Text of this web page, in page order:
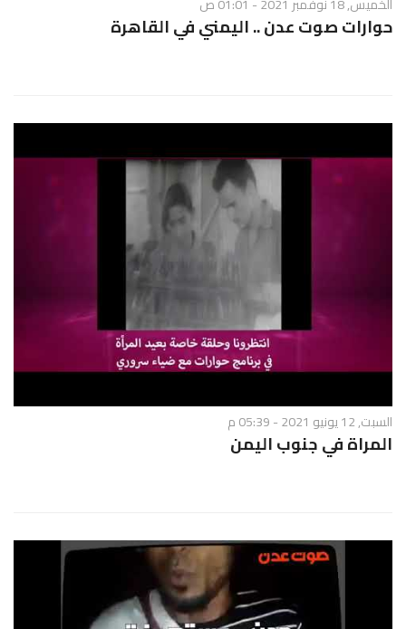
حوارات صوت عدن .. اليمني في القاهرة
السبت, 12 يونيو 2021 - 05:39 م
المراة في جنوب اليمن